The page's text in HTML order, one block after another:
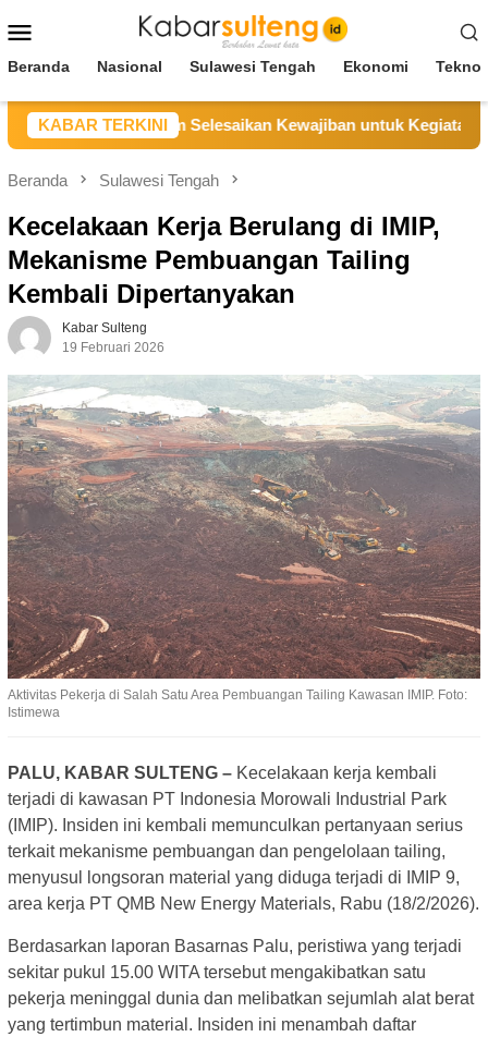
ke
Mobile
Beranda Nasional Sulawesi Tengah Ekonomi
KABAR TERKINI
BBN Belum Selesaikan Kewajiban untuk Kegiatan Operasi
Beranda Sulawesi Tengah
Kecelakaan Kerja Berulang di IMIP,
Mekanisme Pembuangan Tailing
Kembali Dipertanyakan
Kabar Sulteng
19 Februari 2026
Aktivitas Pekerja di Salah Satu Area Pembuangan Tailing Kawasan IMIP. Foto:
Istimewa
PALU, KABAR SULTENG – Kecelakaan kerja kembali
terjadi di kawasan PT Indonesia Morowali Industrial Park
(IMIP). Insiden ini kembali memunculkan pertanyaan serius
terkait mekanisme pembuangan dan pengelolaan tailing,
menyusul longsoran material yang diduga terjadi di IMIP 9,
area kerja PT QMB New Energy Materials, Rabu (18/2/2026).
Berdasarkan laporan Basarnas Palu, peristiwa yang terjadi
sekitar pukul 15.00 WITA tersebut mengakibatkan satu
pekerja meninggal dunia dan melibatkan sejumlah alat berat
yang tertimbun material. Insiden ini menambah daftar